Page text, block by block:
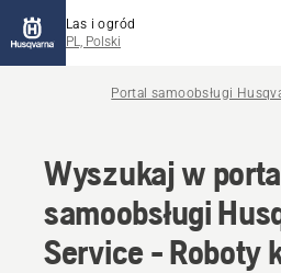
Las i ogród
PL, Polski
Portal samoobsługi
Wyszukaj w
samoobsługi
Service - Roboty